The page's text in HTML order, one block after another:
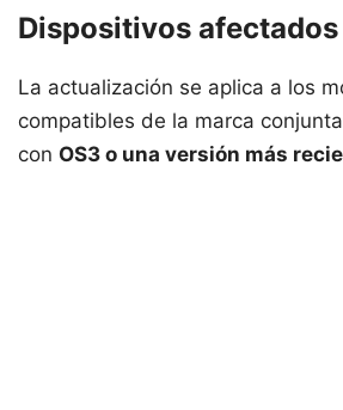
Dispositivos afectados
La actualización se aplica a los
compatibles de la marca
con OS3 o una versión más